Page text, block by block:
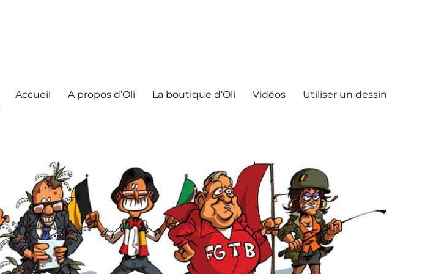
Accueil A propos d’Oli La boutique d’Oli Vidéos Utiliser un dessin